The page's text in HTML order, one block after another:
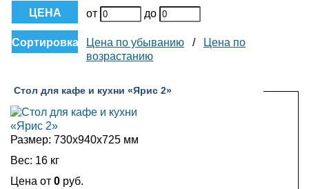
ЦЕНА от до
Сортировка Цена по убыванию /
Цена по
возрастанию
Стол для кафе и кухни «Ярис 2»
Размер: 730х940х725 мм
Вес: 16 кг
Цена от 0 руб.